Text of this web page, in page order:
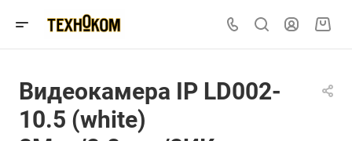
Видеокамера IP LD002-
10.5 (white)